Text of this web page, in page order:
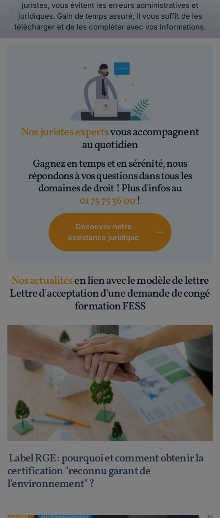
juristes, vous évitent les erreurs administratives et
juridiques. Gain de temps assuré, il vous suffit de les
télécharger et de les compléter avec vos informations.
Nos juristes expertsvous accompagnent
au quotidien
Gagnez en temps et en sérénité, nous
répondons à vos questions dans tous les
domaines de droit ! Plus d'infos au
01 75 75 36 00 !
Découvrir notre
assistance juridique
Nos actualitésen lien avec le modèle de lettre
Lettre d'acceptation d'une demande de congé
formation FESS
Label RGE : pourquoi et comment obtenir la
certification "reconnu garant de
l'environnement" ?